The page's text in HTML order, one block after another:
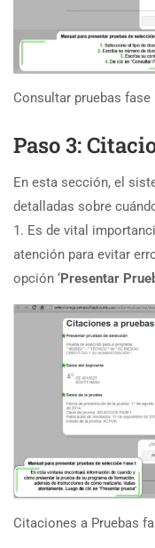
Consultar pruebas fase
Paso 3:
En esta sección, el
detalladas sobre
1. Es de vital
atención para evitar
opción ‘Presentar
Citaciones a Pruebas